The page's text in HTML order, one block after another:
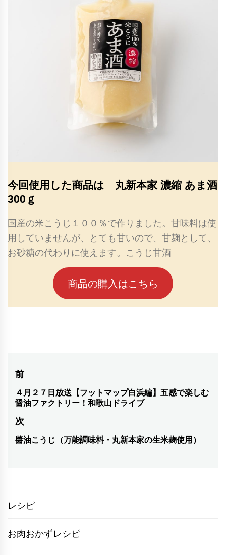
今回使用した商品は 丸新本家 濃縮 あま酒
300ｇ
国産の米こうじ１００％で作りました。甘味料は使
用していませんが、とても甘いので、甘麹として、
お砂糖の代わりに使えます。こうじ甘酒
商品の購入はこちら
投
稿
ビ
ゲ
ョ
前
前
の
投
稿:
４月２７日放送【フットマップ白浜編】五感で楽しむ
醤油ファクトリー！和歌山ドライブ
次
次
醬油こうじ（万能調味料・丸新本家の生米麹使用）
レシピ
お肉おかずレシピ